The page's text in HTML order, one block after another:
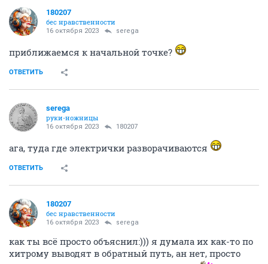
180207
бес нравственности
16 октября 2023 serega
приближаемся к начальной точке?
ОТВЕТИТЬ
serega
руки-ножницы
16 октября 2023 180207
ага, туда где электрички разворачиваются
ОТВЕТИТЬ
180207
бес нравственности
16 октября 2023 serega
как ты всё просто объяснил:))) я думала их как-то по
хитрому выводят в обратный путь, ан нет, просто